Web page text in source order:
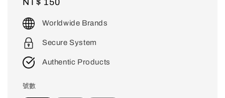
Regular
price
NT$ 150
Worldwide Brands
Secure System
Authentic Products
號數